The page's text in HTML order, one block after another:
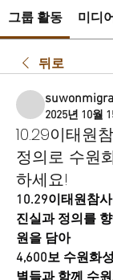
그룹 활동 미디어
뒤로
2025년 10월
10.29이태원
정의로 수원
하세요!
10.29이태원참
진실과 정의를
원을 담아
4,600보 수원화